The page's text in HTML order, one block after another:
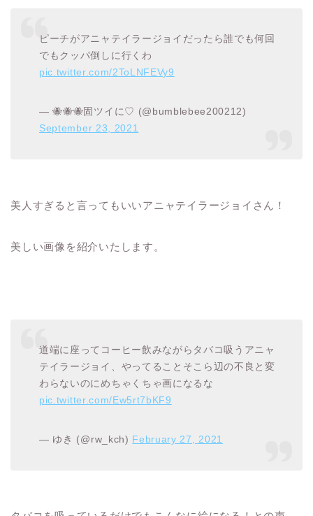
ピーチがアニャテイラージョイだったら誰でも何回
でもクッパ倒しに行くわ
pic.twitter.com/2ToLNFEVy9
— 🐝🐝🐝固ツイに♡ (@bumblebee200212)
September 23, 2021
美人すぎると言ってもいいアニャテイラージョイさん！
美しい画像を紹介いたします。
道端に座ってコーヒー飲みながらタバコ吸うアニャ
テイラージョイ、やってることそこら辺の不良と変
わらないのにめちゃくちゃ画になるな
pic.twitter.com/Ew5rt7bKF9
— ゆき (@rw_kch) February 27, 2021